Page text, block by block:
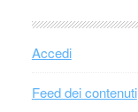
Accedi
Feed dei contenuti